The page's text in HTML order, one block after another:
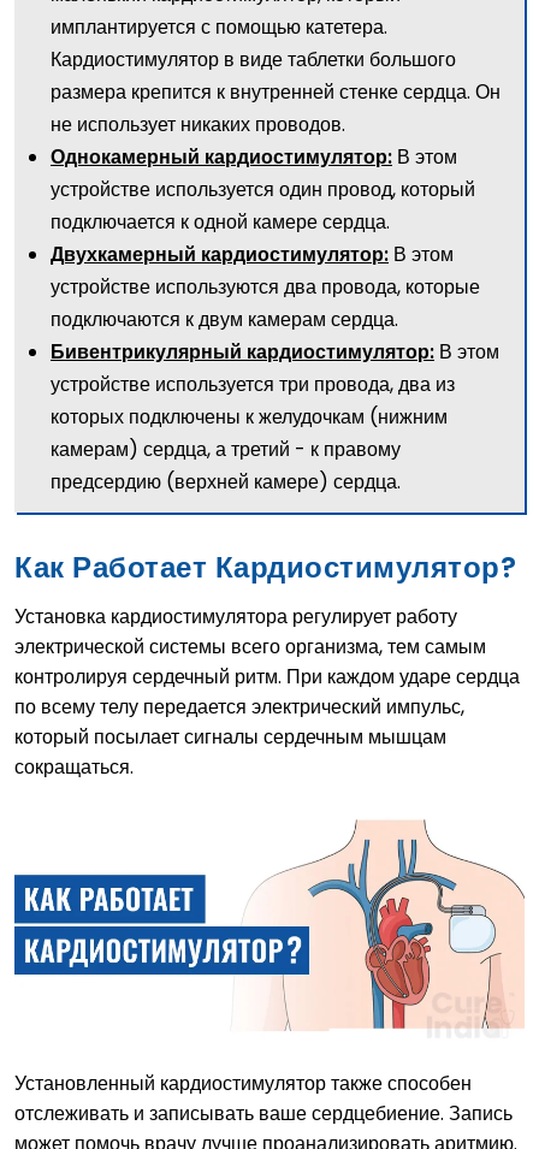
имплантируется с помощью катетера.
Кардиостимулятор в виде таблетки большого
размера крепится к внутренней стенке сердца. Он
не использует никаких проводов.
Однокамерный кардиостимулятор: В этом
устройстве используется один провод, который
подключается к одной камере сердца.
Двухкамерный кардиостимулятор: В этом
устройстве используются два провода, которые
подключаются к двум камерам сердца.
Бивентрикулярный кардиостимулятор: В этом
устройстве используется три провода, два из
которых подключены к желудочкам (нижним
камерам) сердца, а третий - к правому
предсердию (верхней камере) сердца.
Как Работает Кардиостимулятор?
Установка кардиостимулятора регулирует работу
электрической системы всего организма, тем самым
контролируя сердечный ритм. При каждом ударе сердца
по всему телу передается электрический импульс,
который посылает сигналы сердечным мышцам
сокращаться.
Установленный кардиостимулятор также способен
отслеживать и записывать ваше сердцебиение. Запись